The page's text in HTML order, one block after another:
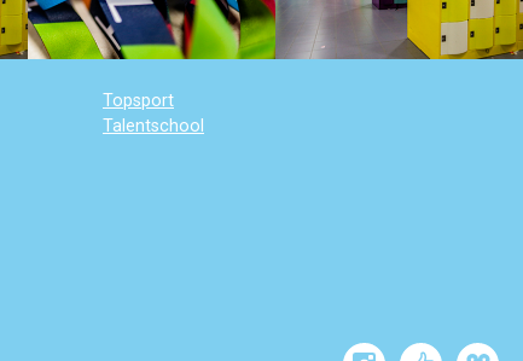
Topsport
Talentschool